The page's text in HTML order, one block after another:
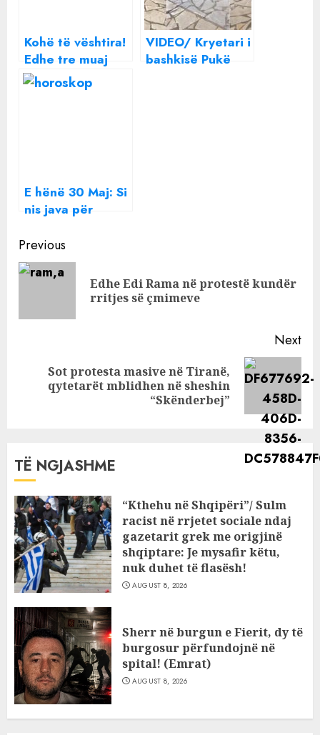
Kohë të vështira!
Edhe tre muaj
bukë kemi,
ekspertët: Rama
VIDEO/ Kryetari i
bashkisë Pukë
E hënë 30 Maj: Si
nis java për
horoskopi
Continue
Reading
Previous
Edhe Edi Rama në protestë kundër
rritjes së çmimeve
Next
Sot protesta masive në Tiranë,
qytetarët mblidhen në sheshin
“Skënderbej”
TË NGJASHME
“Kthehu në Shqipëri”/ Sulm
racist në rrjetet sociale ndaj
gazetarit grek me origjinë
shqiptare: Je mysafir këtu,
nuk duhet të flasësh!
AUGUST 8, 2026
Sherr në burgun e Fierit, dy të
burgosur përfundojnë në
spital! (Emrat)
AUGUST 8, 2026